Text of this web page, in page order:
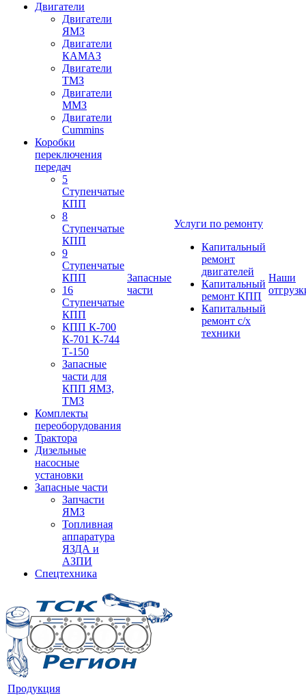
Двигатели
Двигатели
ЯМЗ
Двигатели
КАМАЗ
Двигатели
ТМЗ
Двигатели
ММЗ
Двигатели
Cummins
Коробки
переключения
передач
5
Ступенчатые
КПП
8
Ступенчатые
КПП
9
Ступенчатые
КПП
16
Ступенчатые
КПП
КПП К-700
К-701 К-744
Т-150
Запасные
части для
КПП ЯМЗ,
ТМЗ
Комплекты
переоборудования
Трактора
Дизельные
насосные
установки
Запасные части
Запчасти
ЯМЗ
Топливная
аппаратура
ЯЗДА и
АЗПИ
Спецтехника
Запасные
части
Услуги по ремонту
Капитальный
ремонт
двигателей
Капитальный
ремонт КПП
Капитальный
ремонт с/х
техники
Наши
Продукция